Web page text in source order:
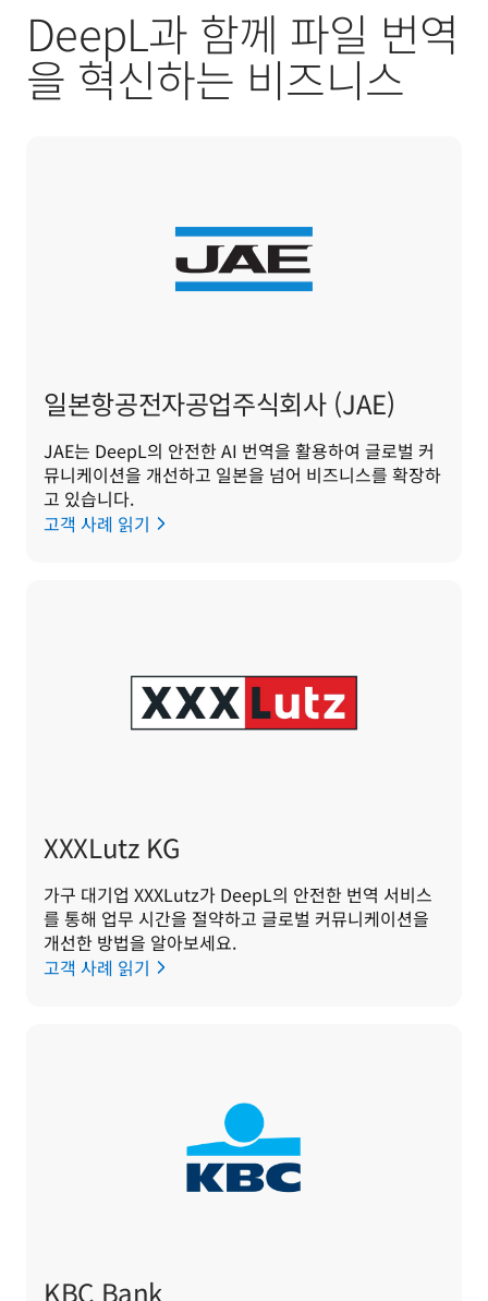
DeepL과 함께 파일 번역
을 혁신하는 비즈니스
일본항공전자공업주식회사 (JAE)
JAE는 DeepL의 안전한 AI 번역을 활용하여 글로벌 커
뮤니케이션을 개선하고 일본을 넘어 비즈니스를 확장하
고 있습니다.
고객 사례 읽기
XXXLutz KG
가구 대기업 XXXLutz가 DeepL의 안전한 번역 서비스
를 통해 업무 시간을 절약하고 글로벌 커뮤니케이션을
개선한 방법을 알아보세요.
고객 사례 읽기
KBC Bank